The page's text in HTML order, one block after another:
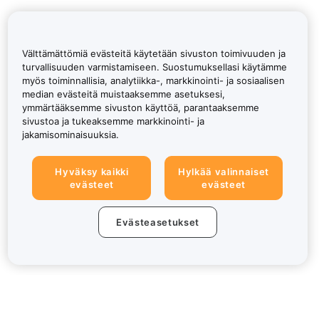
Välttämättömiä evästeitä käytetään sivuston toimivuuden ja
turvallisuuden varmistamiseen. Suostumuksellasi käytämme
myös toiminnallisia, analytiikka-, markkinointi- ja sosiaalisen
median evästeitä muistaaksemme asetuksesi,
ymmärtääksemme sivuston käyttöä, parantaaksemme
sivustoa ja tukeaksemme markkinointi- ja
jakamisominaisuuksia.
Hyväksy kaikki
evästeet
Hylkää valinnaiset
evästeet
Evästeasetukset